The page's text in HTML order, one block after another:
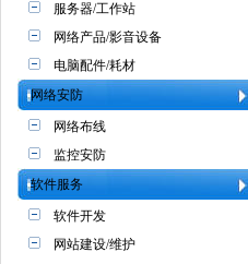
服务器/工作站
网络产品/影音设备
电脑配件/耗材
网络安防
网络布线
监控安防
软件服务
软件开发
网站建设/维护